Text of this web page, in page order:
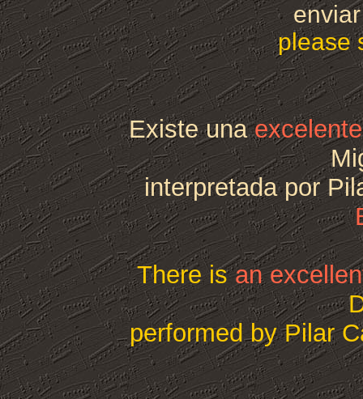
please
Existe una
interpretada por
There isan
performed by Pilar